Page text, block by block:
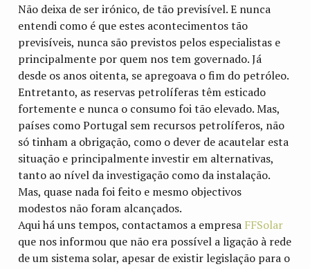
Não deixa de ser irónico, de tão previsível. E nunca
entendi como é que estes acontecimentos tão
previsíveis, nunca são previstos pelos especialistas e
principalmente por quem nos tem governado. Já
desde os anos oitenta, se apregoava o fim do petróleo.
Entretanto, as reservas petrolíferas têm esticado
fortemente e nunca o consumo foi tão elevado. Mas,
países como Portugal sem recursos petrolíferos, não
só tinham a obrigação, como o dever de acautelar esta
situação e principalmente investir em alternativas,
tanto ao nível da investigação como da instalação.
Mas, quase nada foi feito e mesmo objectivos
modestos não foram alcançados.
Aqui há uns tempos, contactamos a empresa FFSolar
que nos informou que não era possível a ligação à rede
de um sistema solar, apesar de existir legislação para o